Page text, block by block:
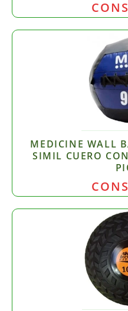
MEDICINE WALL
SIMIL CUERO